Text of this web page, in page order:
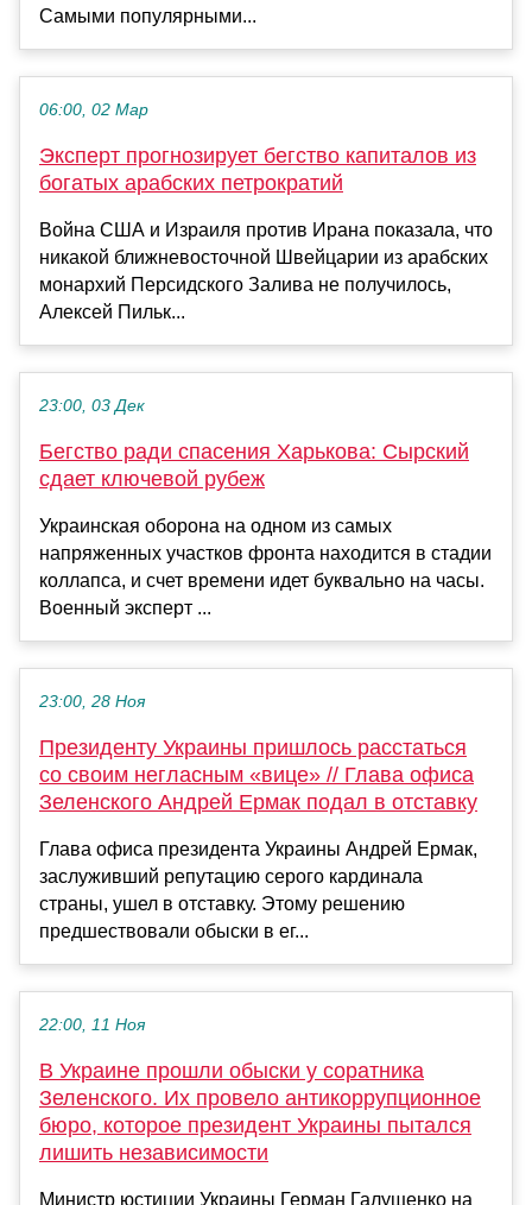
Самыми популярными...
06:00, 02 Мар
Эксперт прогнозирует бегство капиталов из
богатых арабских петрократий
Война США и Израиля против Ирана показала, что
никакой ближневосточной Швейцарии из арабских
монархий Персидского Залива не получилось,
Алексей Пильк...
23:00, 03 Дек
Бегство ради спасения Харькова: Сырский
сдает ключевой рубеж
Украинская оборона на одном из самых
напряженных участков фронта находится в стадии
коллапса, и счет времени идет буквально на часы.
Военный эксперт ...
23:00, 28 Ноя
Президенту Украины пришлось расстаться
со своим негласным «вице» // Глава офиса
Зеленского Андрей Ермак подал в отставку
Глава офиса президента Украины Андрей Ермак,
заслуживший репутацию серого кардинала
страны, ушел в отставку. Этому решению
предшествовали обыски в ег...
22:00, 11 Ноя
В Украине прошли обыски у соратника
Зеленского. Их провело антикоррупционное
бюро, которое президент Украины пытался
лишить независимости
Министр юстиции Украины Герман Галущенко на